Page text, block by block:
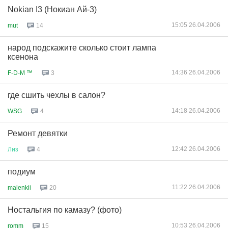
Nokian I3 (Нокиан Ай-3)
mut 14 15:05 26.04.2006
народ подскажите сколько стоит лампа
ксенона
F-D-M ™ 3 14:36 26.04.2006
где сшить чехлы в салон?
WSG 4 14:18 26.04.2006
Ремонт девятки
Лиз 4 12:42 26.04.2006
подиум
malenkii 20 11:22 26.04.2006
Ностальгия по камазу? (фото)
romm 15 10:53 26.04.2006